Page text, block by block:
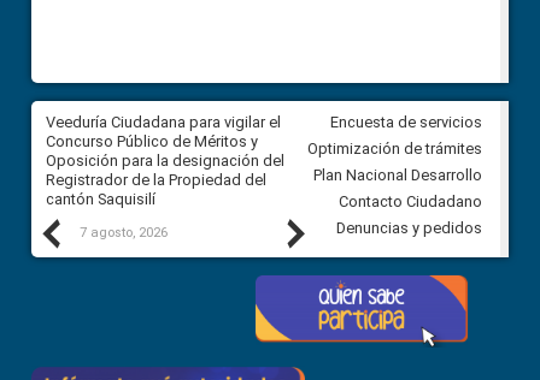
Previous
Veeduría Ciudadana para vigilar el
Concurso Público de Méritos y
Oposición para la designación del
Registrador de la Propiedad del
cantón Saquisilí
7 agosto, 2026
Veeduría Ciudadana para
construcción del asfaltado de
Ballenita del cantón Santa
7 agosto, 2026
Next
Encuesta de servicios
Optimización de trámites
Plan Nacional Desarrollo
Contacto Ciudadano
Denuncias y pedidos